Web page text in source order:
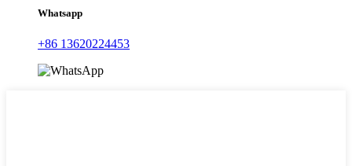
Whatsapp
+86 13620224453